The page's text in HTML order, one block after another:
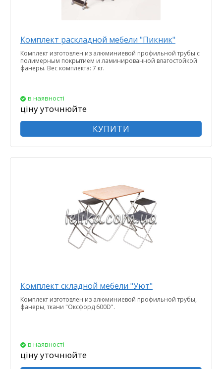
Комплект раскладной мебели "Пикник"
Комплект изготовлен из алюминиевой профильной трубы с
полимерным покрытием и ламинированной влагостойкой
фанеры. Вес комплекта: 7 кг.
в наявності
ціну уточнюйте
КУПИТИ
Комплект складной мебели "Уют"
Комплект изготовлен из алюминиевой профильной трубы,
фанеры, ткани "Оксфорд 600D".
в наявності
ціну уточнюйте